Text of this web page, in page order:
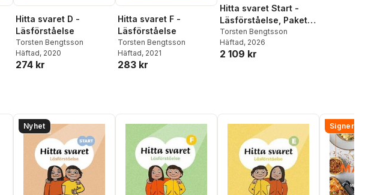
Hitta svaret D -
Läsförståelse
Torsten Bengtsson
Häftad, 2020
274 kr
Hitta svaret F -
Läsförståelse
Torsten Bengtsson
Häftad, 2021
283 kr
Hitta svaret Start -
Läsförståelse, Paket
10 ex
Torsten Bengtsson
Häftad, 2026
2 109 kr
Nyhet Signerad!